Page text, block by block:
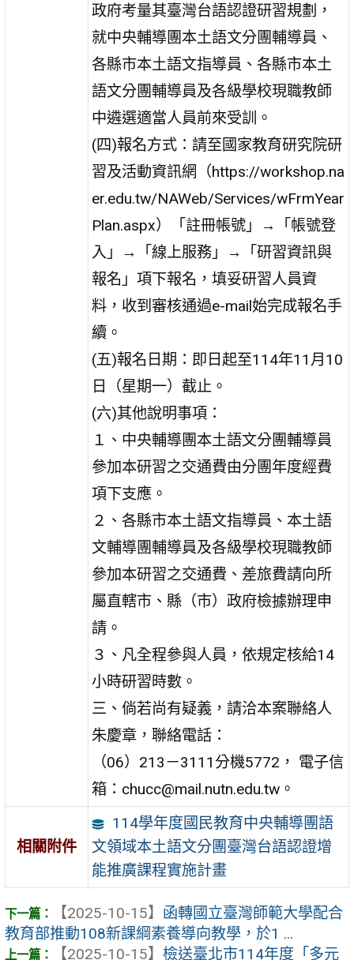
政府考量其臺灣台語認證研習規劃，
就中央輔導團本土語文分團輔導員、
各縣市本土語文指導員、各縣市本土
語文分團輔導員及各級學校現職教師
中遴選適當人員前來受訓。
(四)報名方式：請至國家教育研究院研
習及活動資訊網（https://workshop.na
er.edu.tw/NAWeb/Services/wFrmYear
Plan.aspx）「註冊帳號」→「帳號登
入」→「線上服務」→「研習資訊與
報名」項下報名，填妥研習人員資
料，收到審核通過e-mail始完成報名手
續。
(五)報名日期：即日起至114年11月10
日（星期一）截止。
(六)其他說明事項：
１、中央輔導團本土語文分團輔導員
參加本研習之交通費由分團年度經費
項下支應。
２、各縣市本土語文指導員、本土語
文輔導團輔導員及各級學校現職教師
參加本研習之交通費、差旅費請向所
屬直轄市、縣（市）政府檢據辦理申
請。
３、凡全程參與人員，依規定核給14
小時研習時數。
三、倘若尚有疑義，請洽本案聯絡人
朱慶章，聯絡電話：
（06）213－3111分機5772， 電子信
箱：chucc@mail.nutn.edu.tw。
相關附件
114學年度國民教育中央輔導團語
文領域本土語文分團臺灣台語認證增
能推廣課程實施計畫
【2025-10-15】 函轉國立臺灣師範大學配合
教育部推動108新課綱素養導向教學，於1 ...
【2025-10-15】 檢送臺北市114年度「多元